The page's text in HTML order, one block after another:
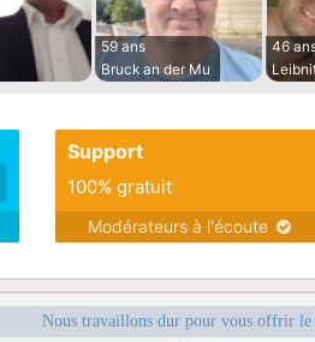
59 ans
Bruck an der Mu
46
Support
100% gratuit
Modérateurs à l'écoute
Nous travaillons dur pour vous offrir